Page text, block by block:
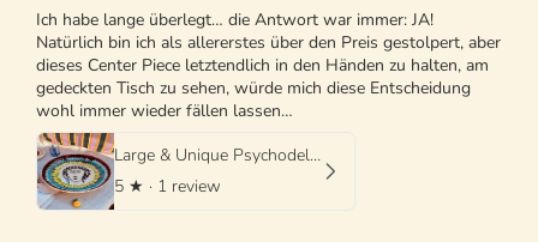
Ich habe lange überlegt… die Antwort war immer: JA!
Natürlich bin ich als allererstes über den Preis gestolpert, aber
dieses Center Piece letztendlich in den Händen zu halten, am
gedeckten Tisch zu sehen, würde mich diese Entscheidung
wohl immer wieder fällen lassen…
Large & Unique Psychodelic Viso Bowl - 42cm - One of a Kind
5 ★ · 1 review